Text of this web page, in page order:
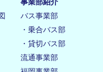
バス事業部
・乗合バス部
・貸切バス部
流通事業部